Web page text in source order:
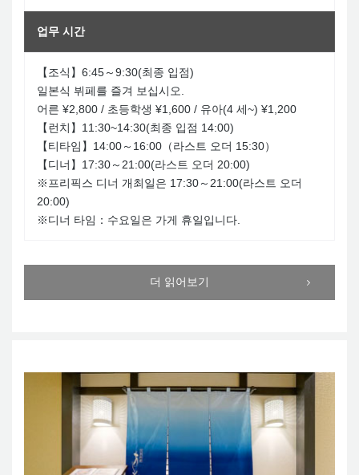
업무 시간
【조식】6:45～9:30(최종 입점)
일본식 뷔페를 즐겨 보십시오.
어른 ¥2,800 / 초등학생 ¥1,600 / 유아(4 세~) ¥1,200
【런치】11:30~14:30(최종 입점 14:00)
【티타임】14:00～16:00（라스트 오더 15:30）
【디너】17:30～21:00(라스트 오더 20:00)
※프리픽스 디너 개최일은 17:30～21:00(라스트 오더
20:00)
※디너 타임：수요일은 가게 휴일입니다.
더 읽어보기